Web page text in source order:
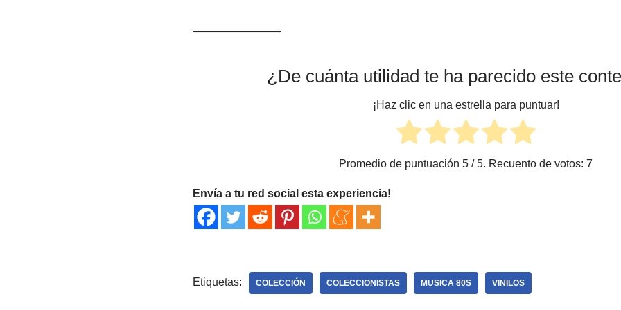
————————
¿De cuánta utilidad te ha parecido este
¡Haz clic en una estrella para puntuar!
Promedio de puntuación 5 / 5. Recuento de votos: 7
Envía a tu red social esta experiencia!
Etiquetas: COLECCIÓN COLECCIONISTAS MUSICA 80S VINILOS